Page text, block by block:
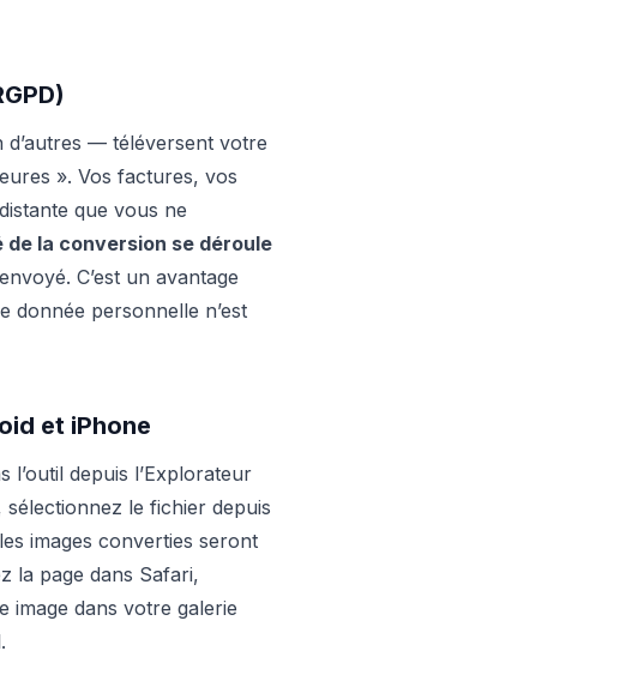
— téléversent votre
». Vos factures, vos
que vous ne
de la conversion se déroule
C’est un avantage
donnée personnelle n’est
et iPhone
l’outil depuis l’Explorateur
sélectionnez le fichier depuis
images converties seront
la page dans Safari,
image dans votre galerie